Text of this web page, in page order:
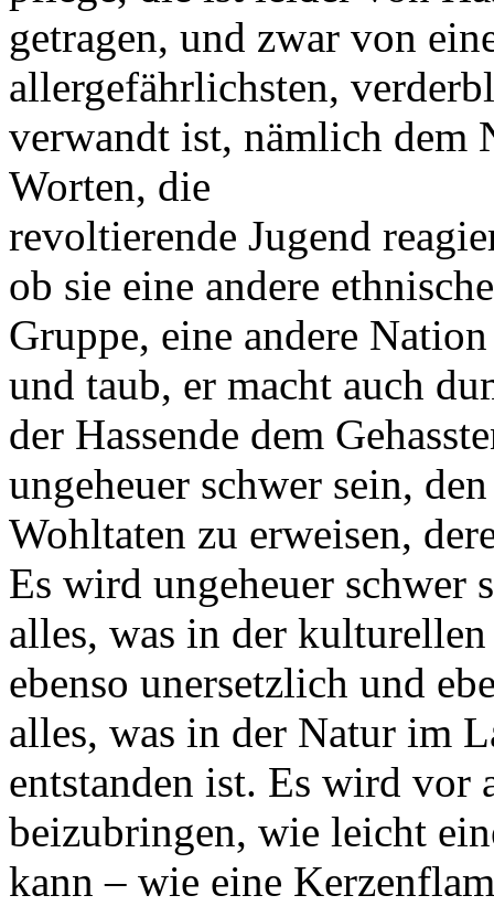
getragen, und zwar von
allergefährlichsten,
verwandt ist, nämlich dem
Worten, die
revoltierende Jugend
ob sie eine andere ethnische
Gruppe, eine andere
und taub, er macht auch
der Hassende dem
ungeheuer schwer sein,
Wohltaten zu erweisen,
Es wird ungeheuer schwer
alles, was in der
ebenso unersetzlich und
alles, was in der Natur im
entstanden ist. Es wird vor
beizubringen, wie leicht
kann – wie eine